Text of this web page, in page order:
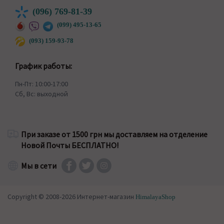
(096) 769-81-39
(099) 495-13-65
(093) 159-93-78
График работы:
Пн-Пт: 10:00-17:00
Сб, Вс: выходной
При заказе от 1500 грн мы доставляем на отделение
Новой Почты БЕСПЛАТНО!
Мы в сети
Copyright © 2008-2026 Интернет-магазин HimalayaShop